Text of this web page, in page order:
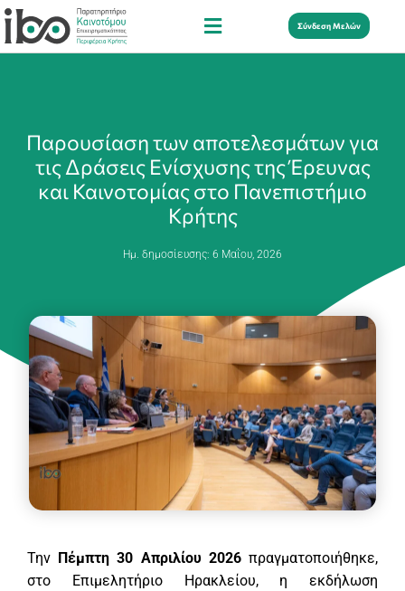
Σύνδεση Μελών
Παρουσίαση των αποτελεσμάτων για
τις Δράσεις Ενίσχυσης της Έρευνας
και Καινοτομίας στο Πανεπιστήμιο
Κρήτης
Ημ. δημοσίευσης: 6 Μαΐου, 2026
Την Πέμπτη 30 Απριλίου 2026πραγματοποιήθηκε,
στο Επιμελητήριο Ηρακλείου, η εκδήλωση